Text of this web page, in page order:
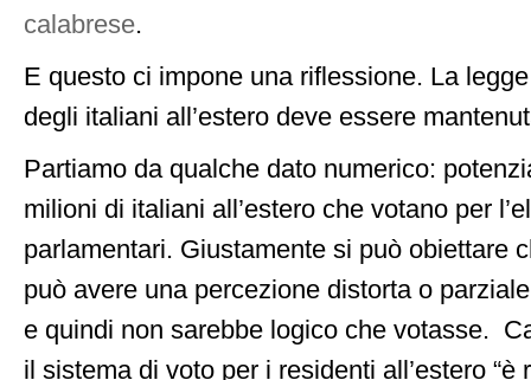
calabrese.
E questo ci impone una riflessione. La
degli italiani all’estero deve essere
Partiamo da qualche dato numerico:
milioni di italiani all’estero che votano per
parlamentari. Giustamente si può obiettare
può avere una percezione distorta o
e quindi non sarebbe logico che votasse.
il sistema di voto per i residenti all’estero “è